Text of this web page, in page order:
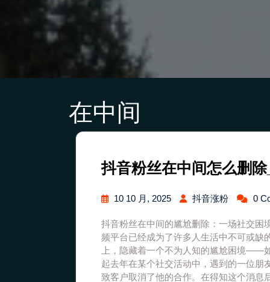
在中间
抖音粉丝在中间怎么删
10 10 月, 2025 抖音涨粉 0
抖音粉丝在中间的尴尬删除：一场社交困
频平台已经成为了许多人生活中不可或缺
上，隐藏着一个不为人知的尴尬困境——
起去年在某个社交活动中，遇到的一位朋
致客户取消了他的合作。在得知这个消息